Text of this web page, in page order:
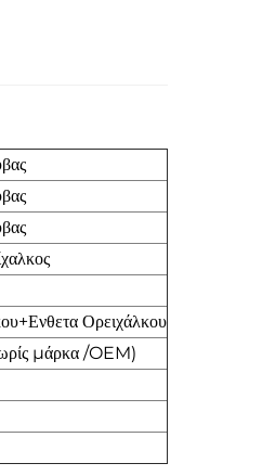
Ορειχάλκου
μάρκα /OEM)